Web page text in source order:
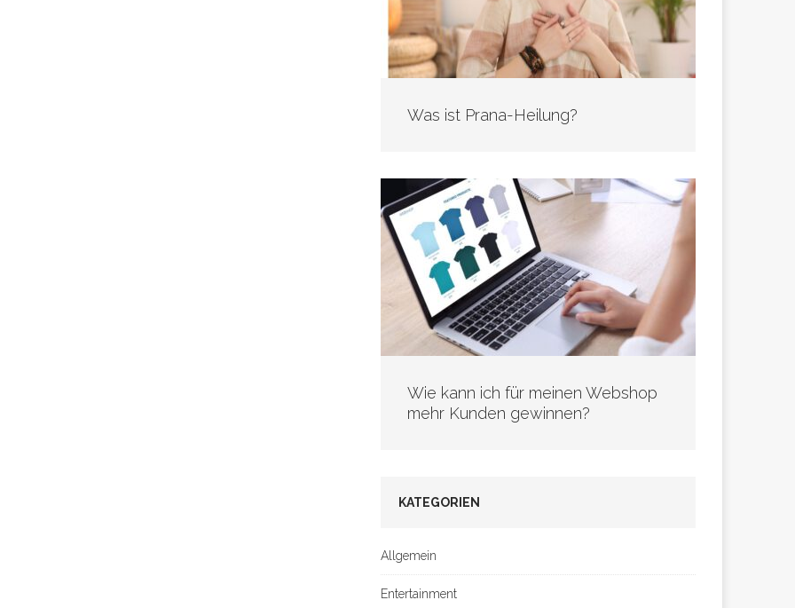
Was ist Prana-Heilung?
Wie kann ich für meinen Webshop
mehr Kunden gewinnen?
KATEGORIEN
Allgemein
Entertainment